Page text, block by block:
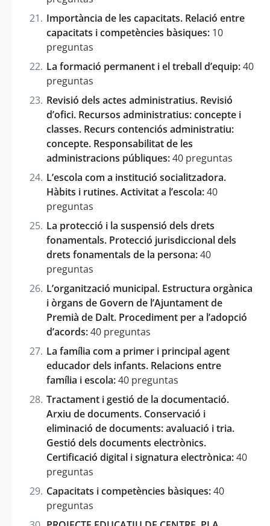
Importància de les capacitats. Relació entre
capacitats i competències bàsiques: 10
preguntas
La formació permanent i el treball d’equip:40
preguntas
Revisió dels actes administratius. Revisió
d’ofici. Recursos administratius: concepte i
classes. Recurs contenciós administratiu:
concepte. Responsabilitat de les
administracions públiques:40 preguntas
L’escola com a institució socialitzadora.
Hàbits i rutines. Activitat a l’escola:40
preguntas
La protecció i la suspensió dels drets
fonamentals. Protecció jurisdiccional dels
drets fonamentals de la persona:40
preguntas
L’organització municipal. Estructura orgànica
i òrgans de Govern de l’Ajuntament de
Premià de Dalt. Procediment per a l’adopció
d’acords:40 preguntas
La família com a primer i principal agent
educador dels infants. Relacions entre
família i escola:40 preguntas
Tractament i gestió de la documentació.
Arxiu de documents. Conservació i
eliminació de documents: avaluació i tria.
Gestió dels documents electrònics.
Certificació digital i signatura electrònica:40
preguntas
Capacitats i competències bàsiques:40
preguntas